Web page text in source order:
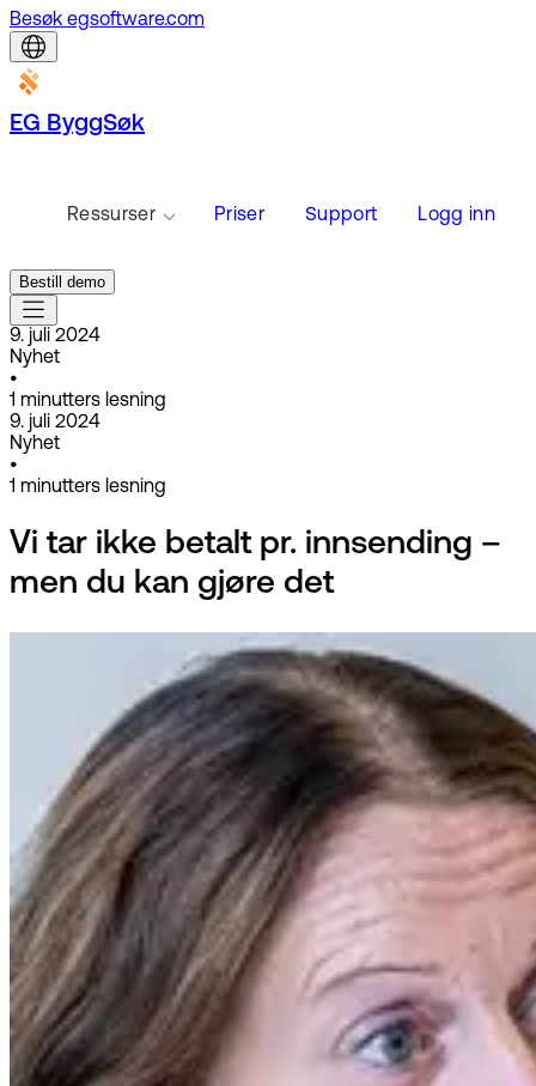
Besøk egsoftware.com
EG ByggSøk
Ressurser Priser Support Logg inn
Bestill demo
9. juli 2024
Nyhet
•
1 minutters lesning
9. juli 2024
Nyhet
•
1 minutters lesning
Vi tar ikke betalt pr. innsending –
men du kan gjøre det